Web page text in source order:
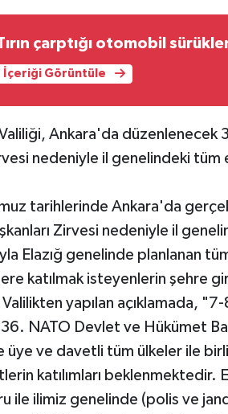
çarptığı otomobil
İçeriği Görüntüle
Valiliği, Ankara'da
nedeniyle il genelindeki
tarihlerinde Ankara'da
Zirvesi nedeniyle il
Elazığ genelinde planlanan tüm
katılmak isteyenlerin şehre giriş
Valilikten yapılan açıklamada,
NATO Devlet ve Hükümet
ve davetli tüm ülkeler ile
katılımları beklenmektedir.
ile ilimiz genelinde (polis ve